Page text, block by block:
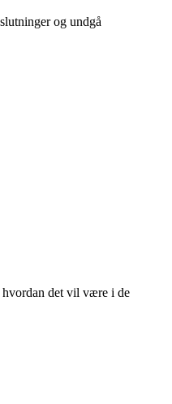
og undgå
hvordan det vil være i de